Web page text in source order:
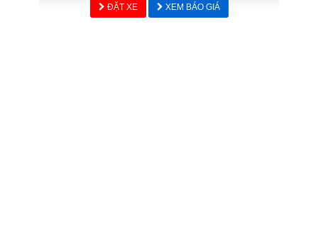
ĐẶT XE XEM BÁO GIÁ